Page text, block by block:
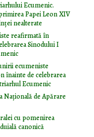
Ecumenic.
Papei Leon XIV
nealterate
reafirmată în
Sinodului I
ecumeniste
înainte de celebrarea
Ecumenic
Naţională de Apărare
cu pomenirea
canonică